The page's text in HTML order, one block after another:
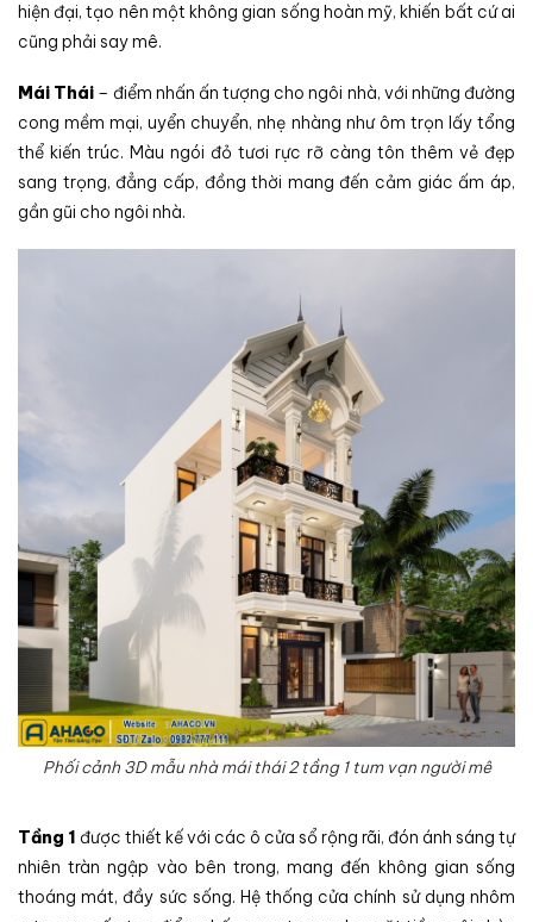
hiện đại, tạo nên một không gian sống hoàn mỹ, khiến bất cứ ai
cũng phải say mê.
Mái Thái – điểm nhấn ấn tượng cho ngôi nhà, với những đường
cong mềm mại, uyển chuyển, nhẹ nhàng như ôm trọn lấy tổng
thể kiến trúc. Màu ngói đỏ tươi rực rỡ càng tôn thêm vẻ đẹp
sang trọng, đẳng cấp, đồng thời mang đến cảm giác ấm áp,
gần gũi cho ngôi nhà.
Phối cảnh 3D mẫu nhà mái thái 2 tầng 1 tum vạn người mê
Tầng 1 được thiết kế với các ô cửa sổ rộng rãi, đón ánh sáng tự
nhiên tràn ngập vào bên trong, mang đến không gian sống
thoáng mát, đầy sức sống. Hệ thống cửa chính sử dụng nhôm